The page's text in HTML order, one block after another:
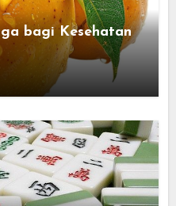
bagi Kesehatan